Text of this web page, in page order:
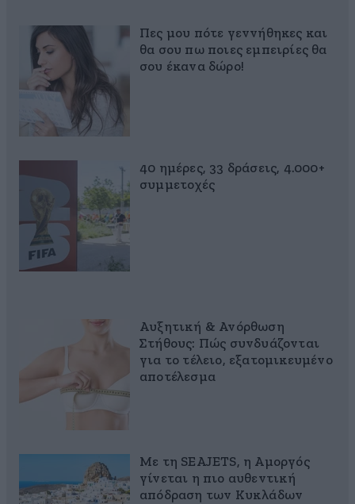
Πες μου πότε γεννήθηκες και
θα σου πω ποιες εμπειρίες θα
σου έκανα δώρο!
40 ημέρες, 33 δράσεις, 4.000+
συμμετοχές
Αυξητική & Ανόρθωση
Στήθους: Πώς συνδυάζονται
για το τέλειο, εξατομικευμένο
αποτέλεσμα
Με τη SEAJETS, η Αμοργός
γίνεται η πιο αυθεντική
απόδραση των Κυκλάδων